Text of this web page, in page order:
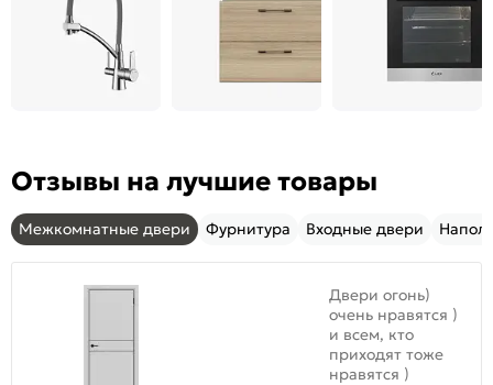
Отзывы на лучшие товары
Межкомнатные двери Фурнитура Входные двери
Двери огонь)
очень нравятся )
и всем, кто
приходят тоже
нравятся )